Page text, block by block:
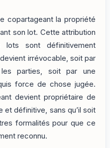
copartageant la propriété
son lot. Cette attribution
sont définitivement
irrévocable, soit par
parties, soit par une
force de chose jugée.
devient propriétaire de
et définitive, sans qu’il soit
formalités pour que ce
reconnu.